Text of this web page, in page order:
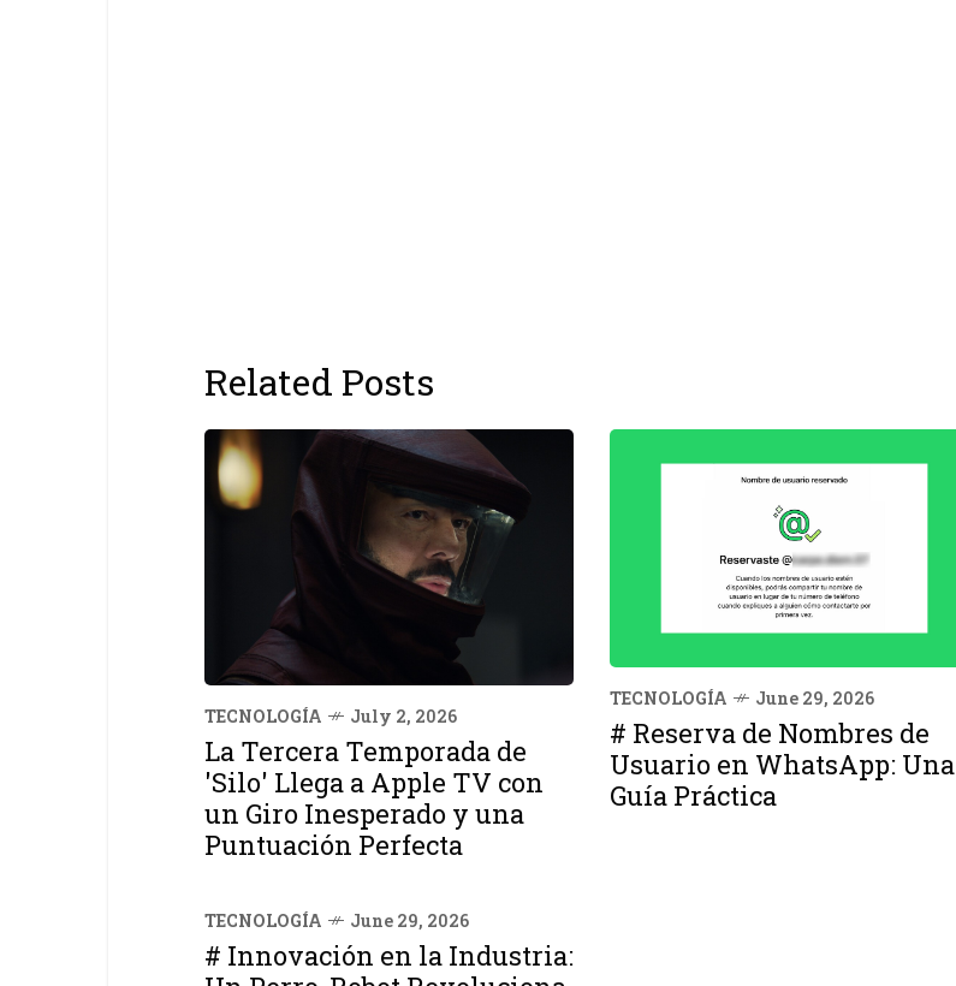
Related Posts
TECNOLOGÍA July 2, 2026
La Tercera Temporada de
'Silo' Llega a Apple TV con
un Giro Inesperado y una
Puntuación Perfecta
TECNOLOGÍA June 29, 2026
# Reserva de Nombres de
Usuario en WhatsApp: Una
Guía Práctica
TECNOLOGÍA June 29, 2026
# Innovación en la Industria: